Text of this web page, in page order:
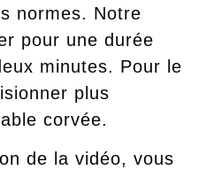
normes. Notre
pour une durée
minutes. Pour le
plus
corvée.
de la vidéo, vous